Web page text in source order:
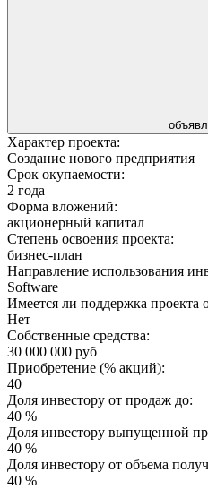
Характер проекта:
Создание нового предприятия
Срок окупаемости:
2 года
Форма вложений:
акционерный капитал
Степень освоения проекта:
бизнес-план
Направление использования
Software
Имеется ли поддержка проекта
Нет
Собственные средства:
30 000 000 руб
Приобретение (% акций):
40
Доля инвестору от продаж до:
40 %
Доля инвестору выпущенной
40 %
Доля инвестору от объема
40 %